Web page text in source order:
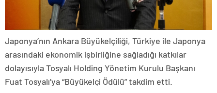
Japonya’nın Ankara Büyükelçiliği, Türkiye ile Japonya
arasındaki ekonomik işbirliğine sağladığı katkılar
dolayısıyla Tosyalı Holding Yönetim Kurulu Başkanı
Fuat Tosyalı’ya “Büyükelçi Ödülü” takdim etti.